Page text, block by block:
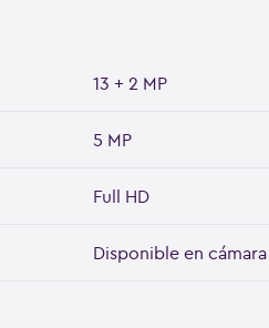
13 + 2 MP
5 MP
Full HD
Disponible en